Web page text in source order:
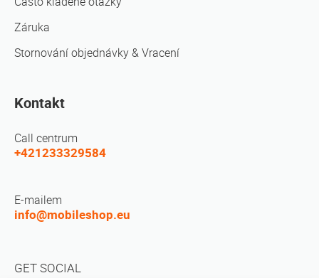
Záruka
Stornování objednávky & Vracení
Kontakt
Call centrum
+421233329584
E-mailem
info@mobileshop.eu
GET SOCIAL